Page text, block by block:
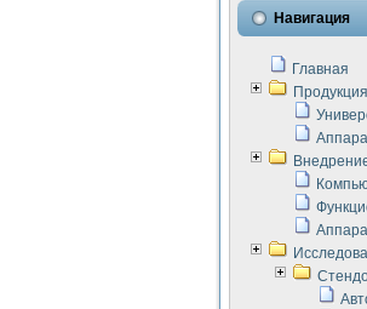
Навигация
Главная
Продукция